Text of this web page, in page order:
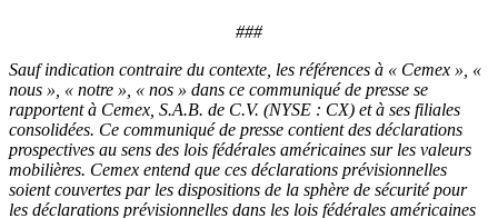
###
Sauf indication contraire du contexte, les références à « Cemex », «
nous », « notre », « nos » dans ce communiqué de presse se
rapportent à Cemex, S.A.B. de C.V. (NYSE : CX) et à ses filiales
consolidées. Ce communiqué de presse contient des déclarations
prospectives au sens des lois fédérales américaines sur les valeurs
mobilières. Cemex entend que ces déclarations prévisionnelles
soient couvertes par les dispositions de la sphère de sécurité pour
les déclarations prévisionnelles dans les lois fédérales américaines